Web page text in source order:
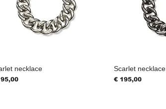
necklace Scarlet necklace
Prijs
€ 195,00